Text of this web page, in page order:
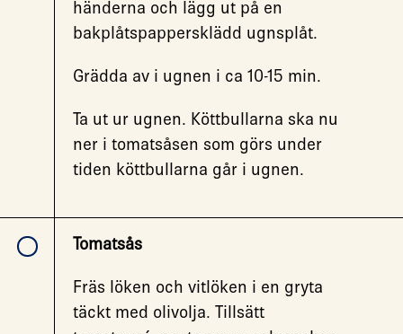
händerna och lägg ut på en
bakplåtspappersklädd ugnsplåt.
Grädda av i ugnen i ca 10-15 min.
Ta ut ur ugnen. Köttbullarna ska nu
ner i tomatsåsen som görs under
tiden köttbullarna går i ugnen.
Tomatsås
Fräs löken och vitlöken i en gryta
täckt med olivolja. Tillsätt